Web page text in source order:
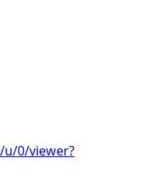
0/viewer?